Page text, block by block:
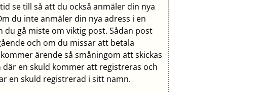
se till så att du också anmäler din nya
du inte anmäler din nya adress i en
gå miste om viktig post. Sådan post
och om du missar att betala
ärende så småningom att skickas
en skuld kommer att registreras och
en skuld registrerad i sitt namn.